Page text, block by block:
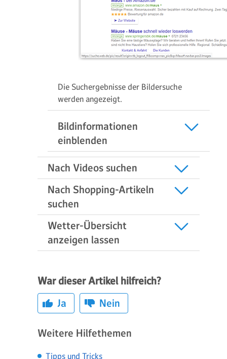
Die Suchergebnisse der Bildersuche
werden angezeigt.
Bildinformationen
einblenden
Nach Videos suchen
Nach Shopping-Artikeln
suchen
Wetter-Übersicht
anzeigen lassen
War dieser Artikel hilfreich?
Ja
Nein
Weitere Hilfethemen
Tipps und Tricks